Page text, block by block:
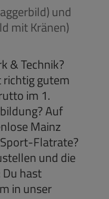
und
mit Kränen)
& Technik?
richtig gutem
im 1.
Auf
Mainz
Flatrate?
und die
hast
in unser